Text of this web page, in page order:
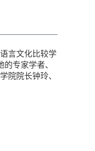
言文化比较学
专家学者、
院院长钟玲、